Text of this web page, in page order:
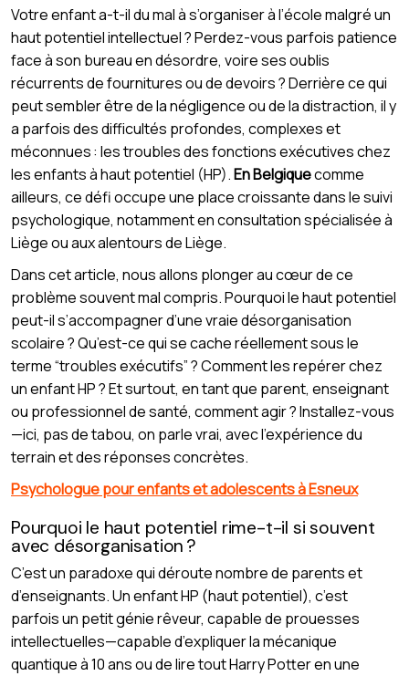
Votre enfant a-t-il du mal à s’organiser à l’école malgré un
haut potentiel intellectuel ? Perdez-vous parfois patience
face à son bureau en désordre, voire ses oublis
récurrents de fournitures ou de devoirs ? Derrière ce qui
peut sembler être de la négligence ou de la distraction, il y
a parfois des difficultés profondes, complexes et
méconnues : les troubles des fonctions exécutives chez
les enfants à haut potentiel (HP).En Belgiquecomme
ailleurs, ce défi occupe une place croissante dans le suivi
psychologique, notamment en consultation spécialisée à
Liège ou aux alentours de Liège.
Dans cet article, nous allons plonger au cœur de ce
problème souvent mal compris. Pourquoi le haut potentiel
peut-il s’accompagner d’une vraie désorganisation
scolaire ? Qu’est-ce qui se cache réellement sous le
terme “troubles exécutifs” ? Comment les repérer chez
un enfant HP ? Et surtout, en tant que parent, enseignant
ou professionnel de santé, comment agir ? Installez-vous
—ici, pas de tabou, on parle vrai, avec l’expérience du
terrain et des réponses concrètes.
Psychologue pour enfants et adolescents à Esneux
Pourquoi le haut potentiel rime-t-il si souvent
avec désorganisation ?
C’est un paradoxe qui déroute nombre de parents et
d’enseignants. Un enfant HP (haut potentiel), c’est
parfois un petit génie rêveur, capable de prouesses
intellectuelles—capable d’expliquer la mécanique
quantique à 10 ans ou de lire tout Harry Potter en une